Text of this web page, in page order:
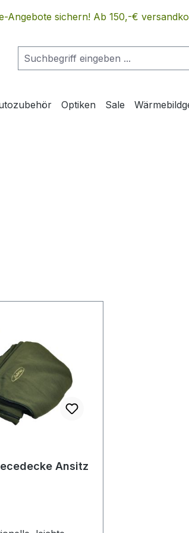
Angebote sichern! Ab 150,-€
Optiken Sale
Ansitz